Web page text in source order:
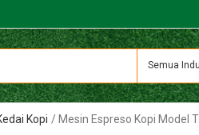
Semua
Kopi Mesin Espreso Kopi Model